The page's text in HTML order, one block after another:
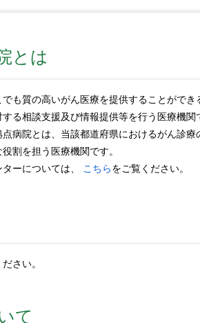
とは
も質の高いがん医療を提供することがで
る相談支援及び情報提供等を行う医療機関
病院とは、当該都道府県におけるがん診
割を担う医療機関です。
ーについては、 こちらをご覧ください。
さい。
て